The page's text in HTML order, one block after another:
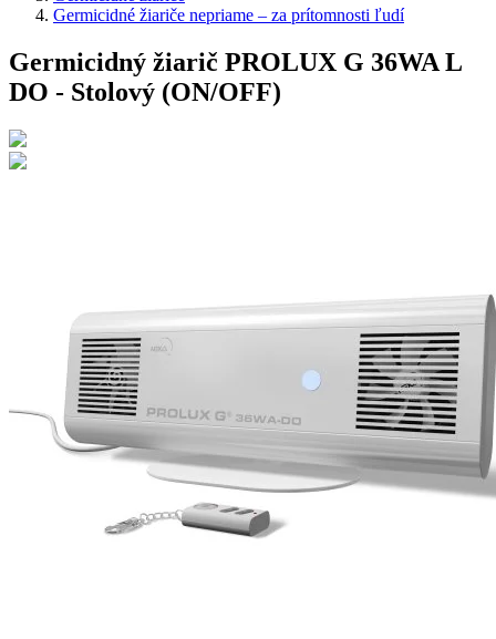
Germicidné žiariče nepriame – za prítomnosti ľudí
Germicidný žiarič PROLUX G 36WA L
DO - Stolový (ON/OFF)